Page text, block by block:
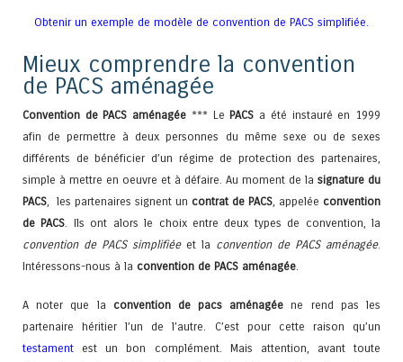
Obtenir un exemple de modèle de convention de PACS simplifiée.
Mieux comprendre la convention
de PACS aménagée
Convention de PACS aménagée *** Le PACS a été instauré en 1999
afin de permettre à deux personnes du même sexe ou de sexes
différents de bénéficier d’un régime de protection des partenaires,
simple à mettre en oeuvre et à défaire. Au moment de la signature du
PACS , les partenaires signent un contrat de PACS , appelée convention
de PACS . Ils ont alors le choix entre deux types de convention, la
convention de PACS simplifiéeet la convention de PACS aménagée.
Intéressons-nous à la convention de PACS aménagée
A noter que la convention de pacs aménagée ne rend pas les
partenaire héritier l’un de l’autre. C’est pour cette raison qu’un
testament
est un bon complément. Mais attention, avant toute